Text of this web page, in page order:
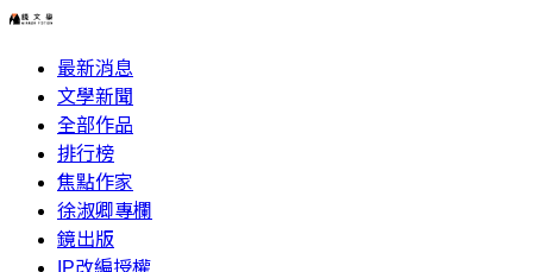
最新消息
文學新聞
全部作品
排行榜
焦點作家
徐淑卿專欄
鏡出版
IP改編授權